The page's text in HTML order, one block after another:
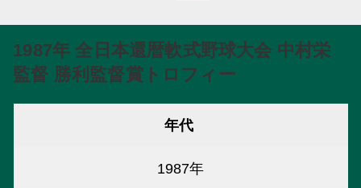
1987年 全日本還暦軟式野球大会 中村栄
監督 勝利監督賞トロフィー
年代
1987年